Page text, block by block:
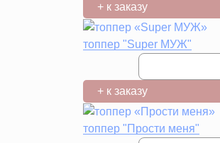
+ к заказу
топпер "Super МУЖ"
+ к заказу
топпер "Прости меня"